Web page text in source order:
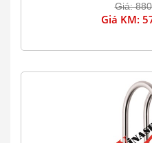
Giá:
Giá KM: